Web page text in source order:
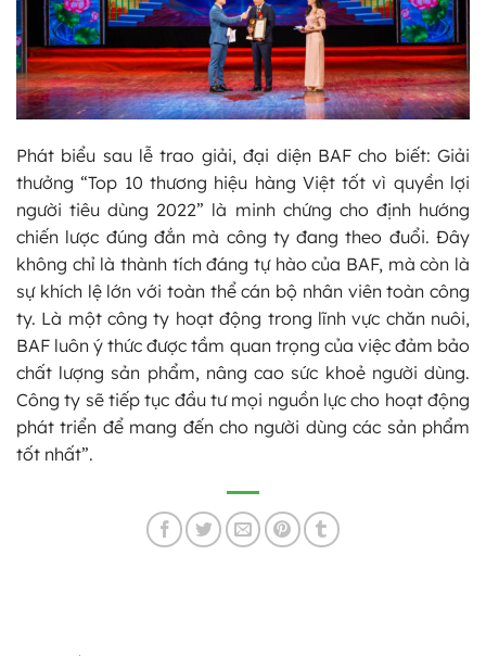
Phát biểu sau lễ trao giải, đại diện BAF cho biết: Giải
thưởng “Top 10 thương hiệu hàng Việt tốt vì quyền lợi
người tiêu dùng 2022” là minh chứng cho định hướng
chiến lược đúng đắn mà công ty đang theo đuổi. Đây
không chỉ là thành tích đáng tự hào của BAF, mà còn là
sự khích lệ lớn với toàn thể cán bộ nhân viên toàn công
ty. Là một công ty hoạt động trong lĩnh vực chăn nuôi,
BAF luôn ý thức được tầm quan trọng của việc đảm bảo
chất lượng sản phẩm, nâng cao sức khoẻ người dùng.
Công ty sẽ tiếp tục đầu tư mọi nguồn lực cho hoạt động
phát triển để mang đến cho người dùng các sản phẩm
tốt nhất”.